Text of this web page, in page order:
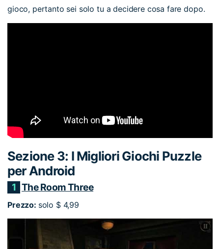
gioco, pertanto sei solo tu a decidere cosa fare dopo.
Sezione 3: I Migliori Giochi Puzzle
per Android
1 The Room Three
Prezzo: solo $ 4,99